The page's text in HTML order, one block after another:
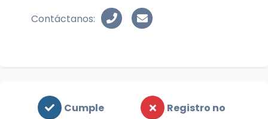
Contáctanos:
Cumple
Registro no